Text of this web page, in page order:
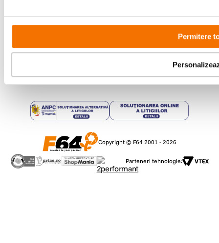
Permitere
Comenzi si suport
09:00 - 21:00
Copyright © F64 2001 - 2026
Parteneri tehnologie: